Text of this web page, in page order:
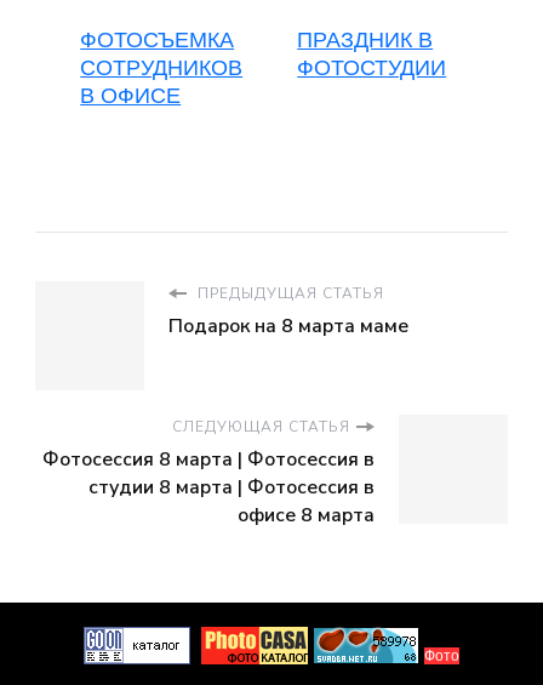
ФОТОСЪЕМКА
СОТРУДНИКОВ
В ОФИСЕ
ПРАЗДНИК В
ФОТОСТУДИИ
ПРЕДЫДУЩАЯ СТАТЬЯ
Подарок на 8 марта маме
СЛЕДУЮЩАЯ СТАТЬЯ
Фотосессия 8 марта | Фотосессия в
студии 8 марта | Фотосессия в
офисе 8 марта
Фото